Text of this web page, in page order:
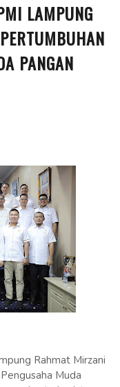
LAMPUNG
PANGAN
Rahmat Mirzani
Muda